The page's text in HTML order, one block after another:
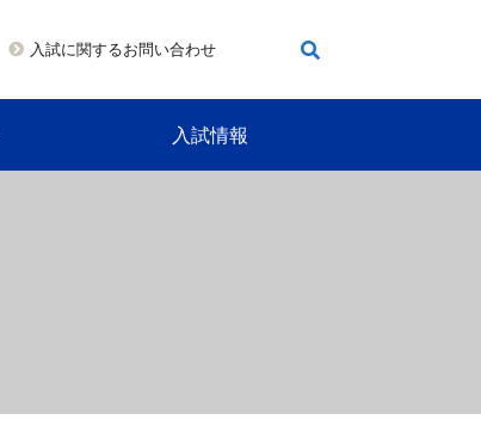
入試に関するお問い合わせ
入試情報